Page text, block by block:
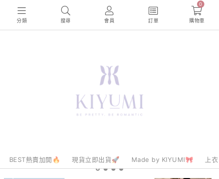
分類 搜尋 會員 訂單
0
購物車
BEST熱賣加開🔥 現貨立即出貨🚀 Made by KIYUMI🎀 上衣